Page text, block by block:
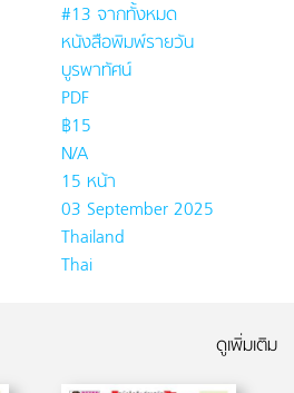
#13 จากทั้งหมด
หนังสือพิมพ์รายวัน
บูรพาทัศน์
PDF
฿15
N/A
15 หน้า
03 September 2025
Thailand
Thai
ดูเพิ่มเติม